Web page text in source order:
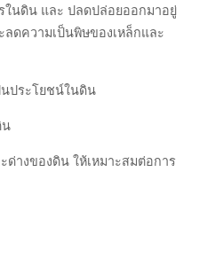
นดิน และ ปลดปล่อยออกมาอยู่
ดความเป็นพิษของเหล็กและ
ประโยชน์ในดิน
น
ด่างของดิน ให้เหมาะสมต่อการ